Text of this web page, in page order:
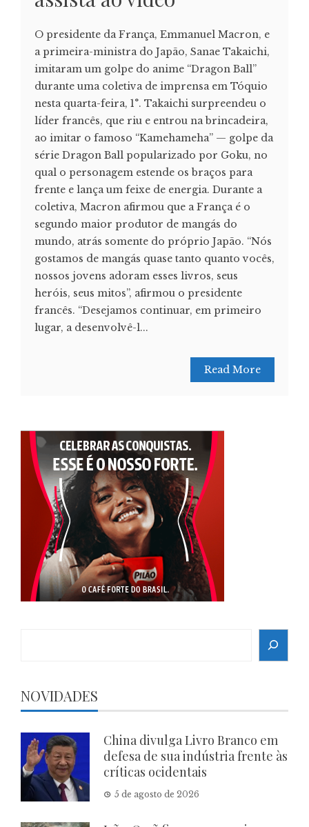
O presidente da França, Emmanuel Macron, e
a primeira-ministra do Japão, Sanae Takaichi,
imitaram um golpe do anime “Dragon Ball”
durante uma coletiva de imprensa em Tóquio
nesta quarta-feira, 1°. Takaichi surpreendeu o
líder francês, que riu e entrou na brincadeira,
ao imitar o famoso “Kamehameha” — golpe da
série Dragon Ball popularizado por Goku, no
qual o personagem estende os braços para
frente e lança um feixe de energia. Durante a
coletiva, Macron afirmou que a França é o
segundo maior produtor de mangás do
mundo, atrás somente do próprio Japão. “Nós
gostamos de mangás quase tanto quanto vocês,
nossos jovens adoram esses livros, seus
heróis, seus mitos”, afirmou o presidente
francês. “Desejamos continuar, em primeiro
lugar, a desenvolvê-l...
Read More
NOVIDADES
China divulga Livro Branco em
defesa de sua indústria frente às
críticas ocidentais
5 de agosto de 2026